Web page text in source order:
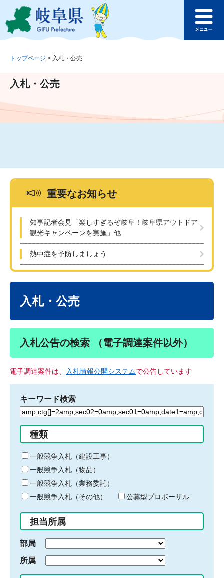
ジ
ュ
文
このページの本文へ
ュ
トップページ > 入札・公売
入札・公売
重要なお知らせ
知事記者会見「楽しすぎるぞ岐阜！岐阜県アウトドア
観光キャンペーンを実施」他
熱中症を予防しましょう
入札・公売
入札公告の検索 （電子調達案件以外）
電子調達案件は、 入札情報公開システムで公告しています
キーワード検索
検
る
キ
ー
ワ
ー
ド
入
力
種類
一般競争入札（建設工事）
一般競争入札（物品）
一般競争入札（業務委託）
一般競争入札（その他）
公募型プロポーザル
担当所属
部局
所属